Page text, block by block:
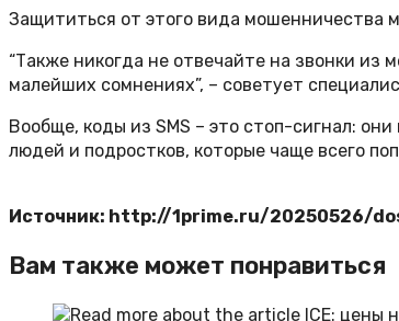
Защититься от этого вида мошенничества
“Также никогда не отвечайте на звонки
малейших сомнениях”, – советует
Вообще, коды из SMS – это стоп-сигнал:
людей и подростков, которые чаще всего
Источник: http://1prime.ru/20250526/
Вам также может понравиться